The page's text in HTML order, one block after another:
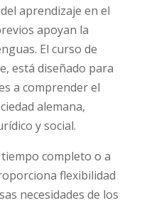
aprendizaje en el
apoyan la
El curso de
está diseñado para
a comprender el
alemana,
y social.
completo o a
flexibilidad
necesidades de los